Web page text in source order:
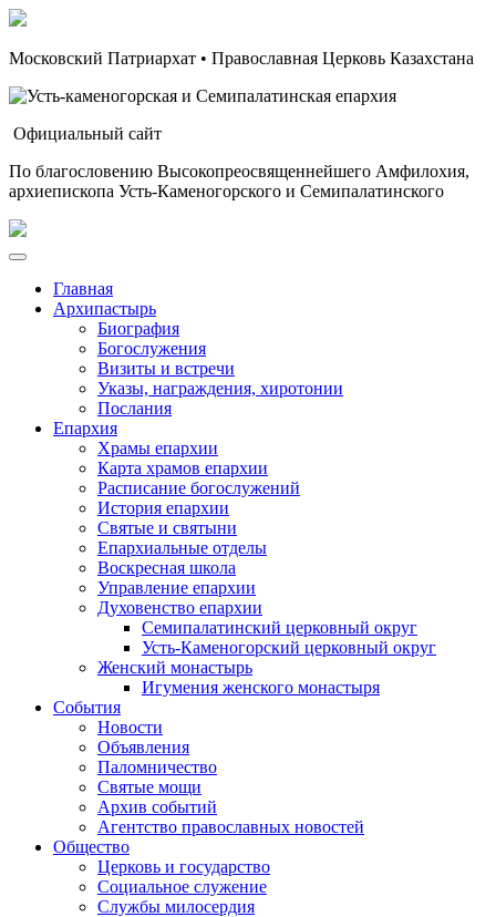
Московский Патриархат • Православная Церковь Казахстана
Официальный сайт
По благословению Высокопреосвященнейшего Амфилохия,
архиепископа Усть-Каменогорского и Семипалатинского
Главная
Архипастырь
Биография
Богослужения
Визиты и встречи
Указы, награждения, хиротонии
Послания
Епархия
Храмы епархии
Карта храмов епархии
Расписание богослужений
История епархии
Святые и святыни
Епархиальные отделы
Воскресная школа
Управление епархии
Духовенство епархии
Семипалатинский церковный округ
Усть-Каменогорский церковный округ
Женский монастырь
Игумения женского монастыря
События
Новости
Объявления
Паломничество
Святые мощи
Архив событий
Агентство православных новостей
Общество
Церковь и государство
Социальное служение
Службы милосердия